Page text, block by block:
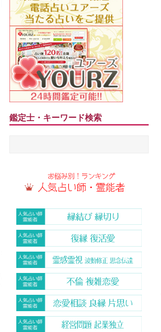
鑑定士・キーワード検索